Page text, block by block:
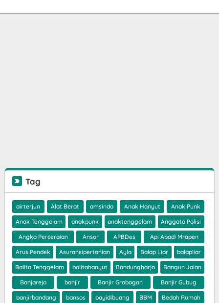
Tag
airterjun Alat Berat amsindo Anak Hanyut Anak Punk
Anak Tenggelam anakpunk anaktenggelam Anggota Polisi
Angka Perceraian Ansor APBDes Api Abadi Mrapen
Arus Pendek Asuransipertanian Ayla Balap Liar balapliar
Balita Tenggelam balitahanyut Bandungharjo Bangun Jalan
Banjarejo banjir Banjir Grobogan Banjir Gubug
banjirbandang bansos bayidibuang BBM Bedah Rumah